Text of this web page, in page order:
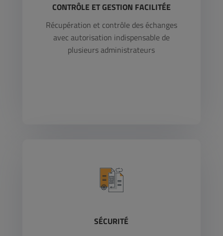
CONTRÔLE ET GESTION FACILITÉE
Récupération et contrôle des échanges
avec autorisation indispensable de
plusieurs administrateurs
SÉCURITÉ